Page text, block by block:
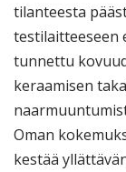
tilanteesta
testilaitteeseen
tunnettu
keraamisen
Oman
kestää